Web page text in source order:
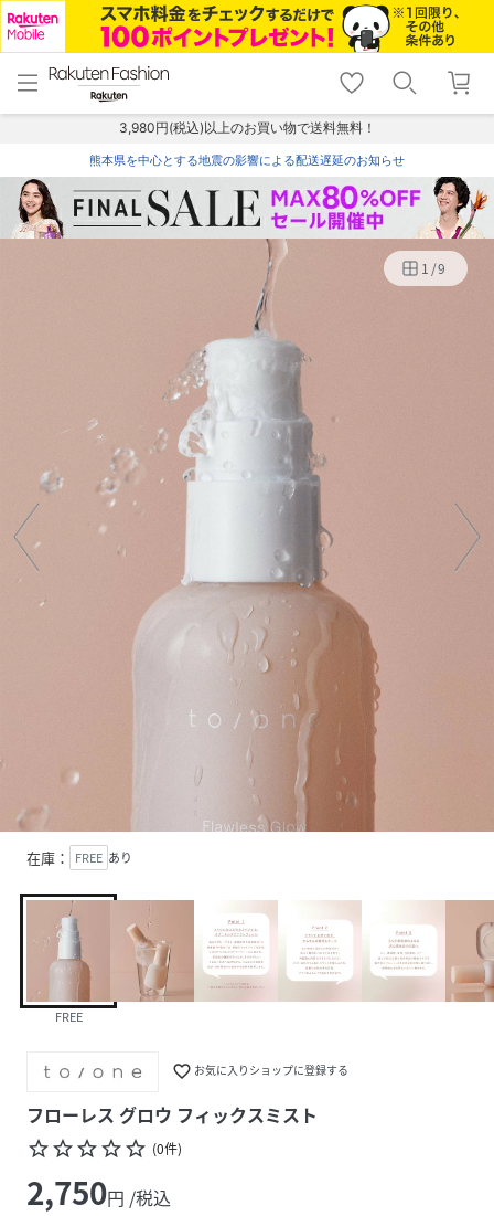
menu home
トップ
shopping_cart lock_outline
ログイン
3,980円(税込)以上のお買い物で送料無料！
熊本県を中心とする地震の影響による配送遅延のお知らせ
1 /9
在庫： FREE あり
FREE
favorite_border お気に入りショップに登録する
フローレス グロウ フィックスミスト
star_borderstar_borderstar_borderstar_borderstar_border (0件)
2,750円 /税込